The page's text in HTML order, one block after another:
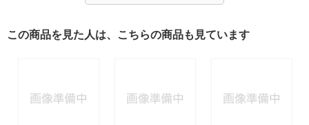
この商品を見た人は、こちらの商品も見ています